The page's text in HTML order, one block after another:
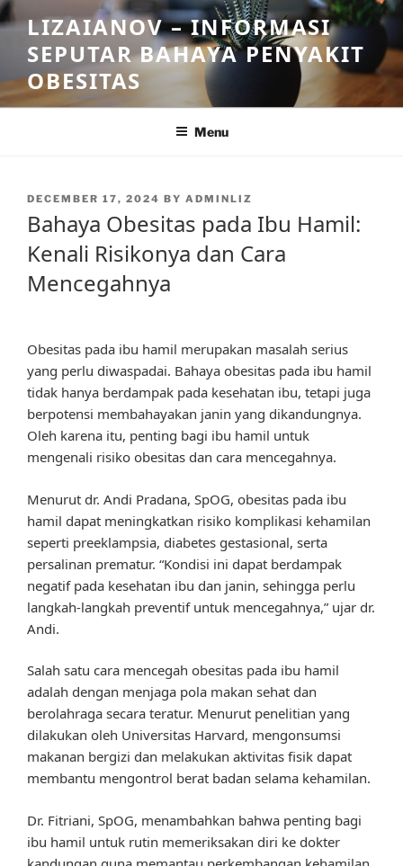
Skip
to
content
LIZAIANOV – INFORMASI
SEPUTAR BAHAYA PENYAKIT
OBESITAS
Menu
POSTED
DECEMBER 17, 2024 BY ADMINLIZ
Bahaya Obesitas pada Ibu Hamil:
Kenali Risikonya dan Cara
Mencegahnya
Obesitas pada ibu hamil merupakan masalah serius
yang perlu diwaspadai. Bahaya obesitas pada ibu hamil
tidak hanya berdampak pada kesehatan ibu, tetapi juga
berpotensi membahayakan janin yang dikandungnya.
Oleh karena itu, penting bagi ibu hamil untuk
mengenali risiko obesitas dan cara mencegahnya.
Menurut dr. Andi Pradana, SpOG, obesitas pada ibu
hamil dapat meningkatkan risiko komplikasi kehamilan
seperti preeklampsia, diabetes gestasional, serta
persalinan prematur. “Kondisi ini dapat berdampak
negatif pada kesehatan ibu dan janin, sehingga perlu
langkah-langkah preventif untuk mencegahnya,” ujar dr.
Andi.
Salah satu cara mencegah obesitas pada ibu hamil
adalah dengan menjaga pola makan sehat dan
berolahraga secara teratur. Menurut penelitian yang
dilakukan oleh Universitas Harvard, mengonsumsi
makanan bergizi dan melakukan aktivitas fisik dapat
membantu mengontrol berat badan selama kehamilan.
Dr. Fitriani, SpOG, menambahkan bahwa penting bagi
ibu hamil untuk rutin memeriksakan diri ke dokter